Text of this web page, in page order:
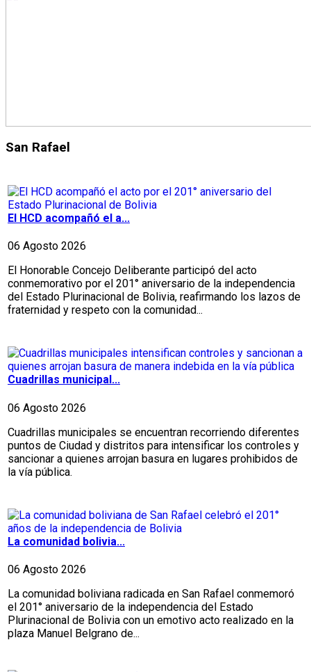
San Rafael
El HCD acompañó el a...
06 Agosto 2026
El Honorable Concejo Deliberante participó del acto
conmemorativo por el 201° aniversario de la independencia
del Estado Plurinacional de Bolivia, reafirmando los lazos de
fraternidad y respeto con la comunidad...
Cuadrillas municipal...
06 Agosto 2026
Cuadrillas municipales se encuentran recorriendo diferentes
puntos de Ciudad y distritos para intensificar los controles y
sancionar a quienes arrojan basura en lugares prohibidos de
la vía pública.
La comunidad bolivia...
06 Agosto 2026
La comunidad boliviana radicada en San Rafael conmemoró
el 201° aniversario de la independencia del Estado
Plurinacional de Bolivia con un emotivo acto realizado en la
plaza Manuel Belgrano de...